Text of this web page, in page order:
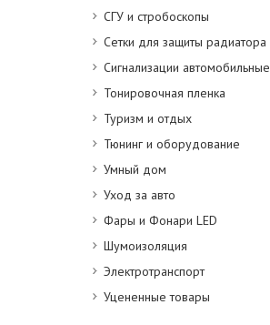
СГУ и стробоскопы
Сетки для защиты радиатора
Сигнализации автомобильные
Тонировочная пленка
Туризм и отдых
Тюнинг и оборудование
Умный дом
Уход за авто
Фары и Фонари LED
Шумоизоляция
Электротранспорт
Уцененные товары